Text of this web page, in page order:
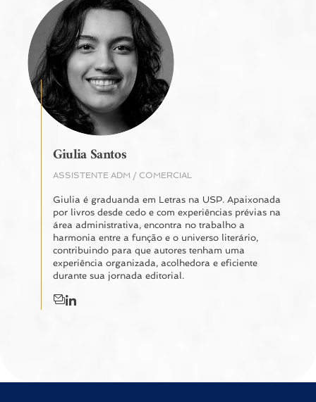
Giulia Santos
ASSISTENTE ADM / COMERCIAL
Giulia é graduanda em Letras na USP. Apaixonada
por livros desde cedo e com experiências prévias na
área administrativa, encontra no trabalho a
harmonia entre a função e o universo literário,
contribuindo para que autores tenham uma
experiência organizada, acolhedora e eficiente
durante sua jornada editorial.